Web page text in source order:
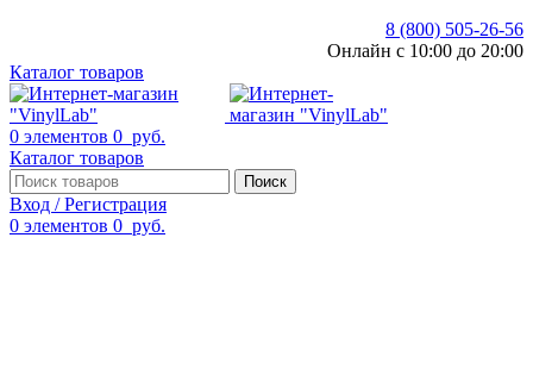
8 (800) 505-26-56
Онлайн с 10:00 до 20:00
Каталог товаров
0 элементов 0 руб.
Каталог товаров
Поиск
Вход / Регистрация
0 элементов 0 руб.